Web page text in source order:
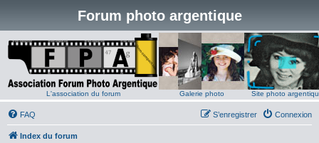
Forum photo argentique
L'association du forum Galerie photo Site photo
FAQ Connexion
S’enregistrer
Index du forum